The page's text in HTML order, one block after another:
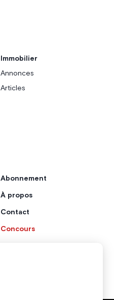
Immobilier
Annonces
Articles
Abonnement
À propos
Contact
Concours